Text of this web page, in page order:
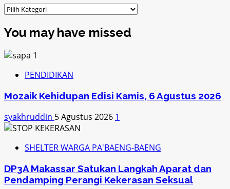
Kategori
You may have missed
PENDIDIKAN
Mozaik Kehidupan Edisi Kamis, 6 Agustus 2026
syakhruddin 5 Agustus 2026 1
SHELTER WARGA PA'BAENG-BAENG
DP3A Makassar Satukan Langkah Aparat dan
Pendamping Perangi Kekerasan Seksual